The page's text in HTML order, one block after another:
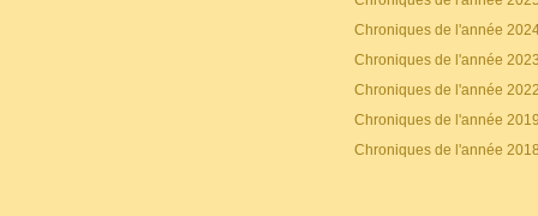
Chroniques de l'année
Chroniques de l'année
Chroniques de l'année
Chroniques de l'année
Chroniques de l'année